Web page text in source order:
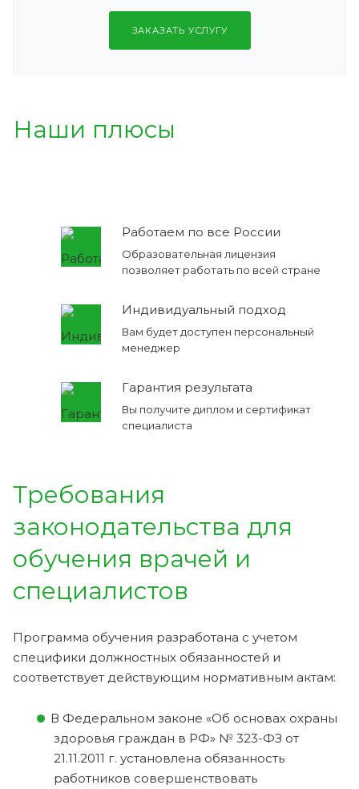
ЗАКАЗАТЬ УСЛУГУ
Наши плюсы
Работаем по все России
Образовательная лицензия
позволяет работать по всей стране
Индивидуальный подход
Вам будет доступен персональный
менеджер
Гарантия результата
Вы получите диплом и сертификат
специалиста
Требования
законодательства для
обучения врачей и
специалистов
Программа обучения разработана с учетом
специфики должностных обязанностей и
соответствует действующим нормативным актам:
В Федеральном законе «Об основах охраны
здоровья граждан в РФ» № 323-ФЗ от
21.11.2011 г. установлена обязанность
работников совершенствовать